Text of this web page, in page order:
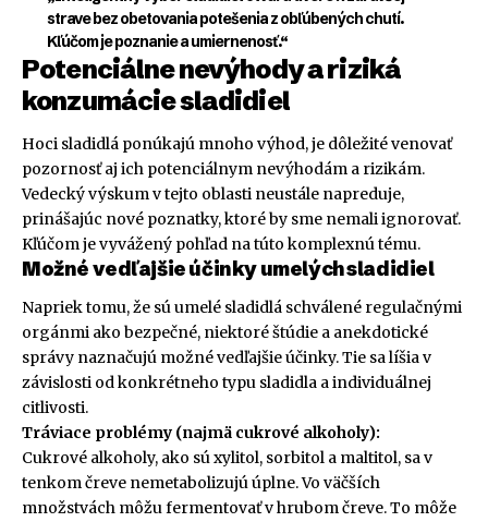
strave bez obetovania potešenia z obľúbených chutí.
Kľúčom je poznanie a umiernenosť.“
Potenciálne nevýhody a riziká
konzumácie sladidiel
Hoci sladidlá ponúkajú mnoho výhod, je dôležité venovať
pozornosť aj ich potenciálnym nevýhodám a rizikám.
Vedecký výskum v tejto oblasti neustále napreduje,
prinášajúc nové poznatky, ktoré by sme nemali ignorovať.
Kľúčom je vyvážený pohľad na túto komplexnú tému.
Možné vedľajšie účinky umelých sladidiel
Napriek tomu, že sú umelé sladidlá schválené regulačnými
orgánmi ako bezpečné, niektoré štúdie a anekdotické
správy naznačujú možné vedľajšie účinky. Tie sa líšia v
závislosti od konkrétneho typu sladidla a individuálnej
citlivosti.
Tráviace problémy (najmä cukrové alkoholy):
Cukrové alkoholy, ako sú xylitol, sorbitol a maltitol, sa v
tenkom čreve nemetabolizujú úplne. Vo väčších
množstvách môžu fermentovať v hrubom čreve. To môže